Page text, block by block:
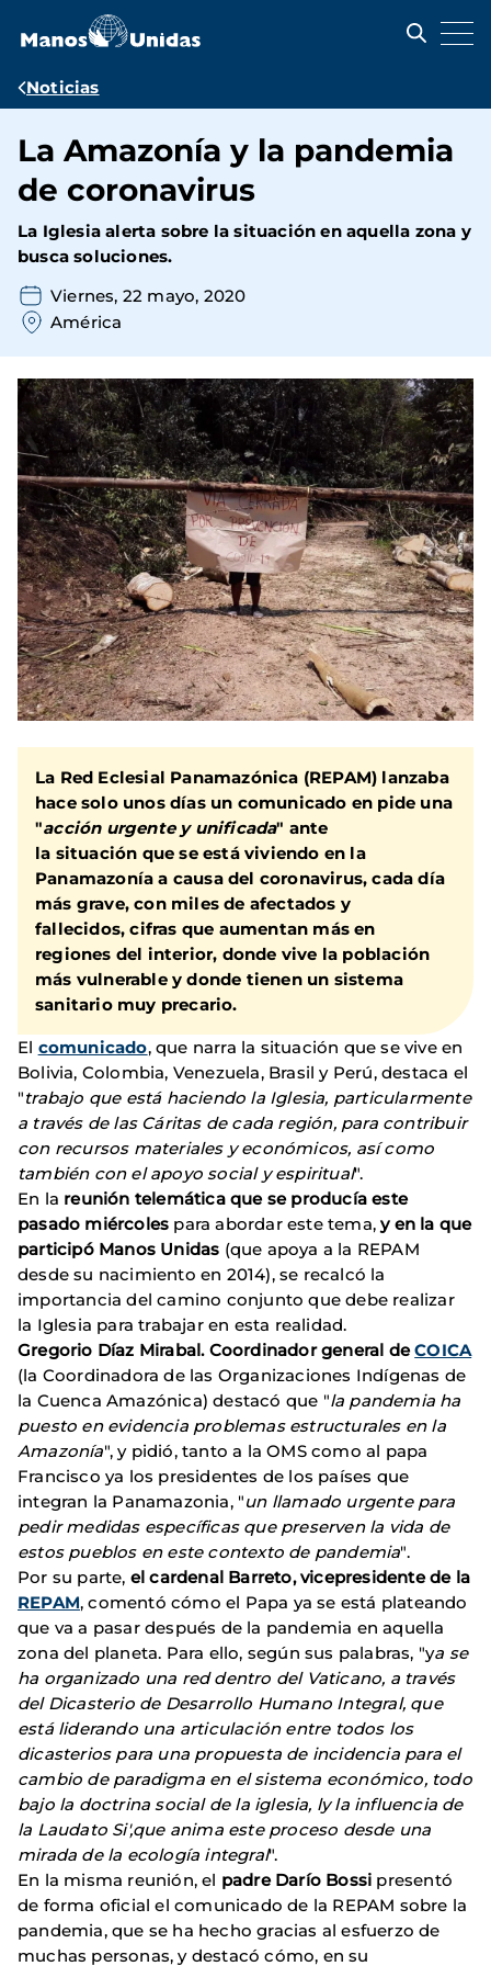
contenido
Ruta
navegación
Noticias
La Amazonía y la pandemia
de coronavirus
La Iglesia alerta sobre la situación en aquella zona y
busca soluciones.
Viernes, 22 mayo, 2020
América
La Red Eclesial Panamazónica (REPAM) lanzaba
hace solo unos días un comunicado en pide una
"acción urgente y unificada" ante
la situación que se está viviendo en la
Panamazonía a causa del coronavirus, cada día
más grave, con miles de afectados y
fallecidos, cifras que aumentan más en
regiones del interior, donde vive la población
más vulnerable y donde tienen un sistema
sanitario muy precario.
El comunicado, que narra la situación que se vive en
Bolivia, Colombia, Venezuela, Brasil y Perú, destaca el
"trabajo que está haciendo la Iglesia, particularmente
a través de las Cáritas de cada región, para contribuir
con recursos materiales y económicos, así como
también con el apoyo social y espiritual".
En la reunión telemática que se producía este
pasado miércoles para abordar este tema,y en la que
participó Manos Unidas (que apoya a la REPAM
desde su nacimiento en 2014), se recalcó la
importancia del camino conjunto que debe realizar
la Iglesia para trabajar en esta realidad.
Gregorio Díaz Mirabal. Coordinador general deCOICA
(la Coordinadora de las Organizaciones Indígenas de
la Cuenca Amazónica) destacó que "la pandemia ha
puesto en evidencia problemas estructurales en la
Amazonía", y pidió, tanto a la OMS como al papa
Francisco ya los presidentes de los países que
integran la Panamazonia, "un llamado urgente para
pedir medidas específicas que preserven la vida de
estos pueblos en este contexto de pandemia".
Por su parte, el cardenal Barreto, vicepresidente de la
REPAM, comentó cómo el Papa ya se está plateando
que va a pasar después de la pandemia en aquella
zona del planeta. Para ello, según sus palabras, "ya se
ha organizado una red dentro del Vaticano, a través
del Dicasterio de Desarrollo Humano Integral, que
está liderando una articulación entre todos los
dicasterios para una propuesta de incidencia para el
cambio de paradigma en el sistema económico, todo
bajo la doctrina social de la iglesia, ly la influencia de
la Laudato Si',que anima este proceso desde una
mirada de la ecología integral".
En la misma reunión, el padre Darío Bossi presentó
de forma oficial el comunicado de la REPAM sobre la
pandemia, que se ha hecho gracias al esfuerzo de
muchas personas, y destacó cómo, en su